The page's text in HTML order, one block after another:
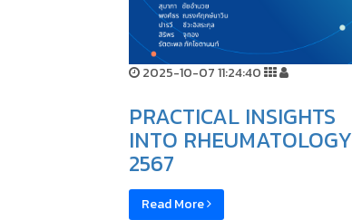
2025-10-07 11:24:40
PRACTICAL INSIGHTS
INTO RHEUMATOLOGY
2567
Read More